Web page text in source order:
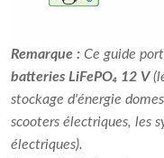
Remarque : Ce guide
batteries LiFePO₄ 12 V
stockage d'énergie
scooters électriques, les
électriques).